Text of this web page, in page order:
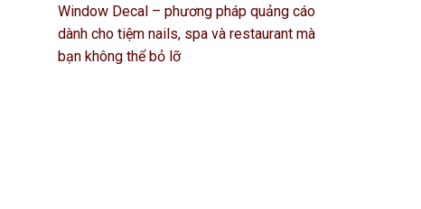
Window Decal – phương pháp quảng cáo
dành cho tiệm nails, spa và restaurant mà
bạn không thể bỏ lỡ